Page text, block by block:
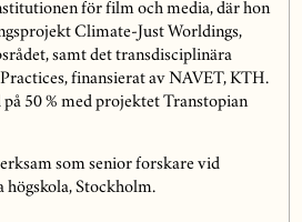
för film och media, där hon
Climate-Just Worldings,
samt det transdisciplinära
finansierat av NAVET, KTH.
50 % med projektet Transtopian
som senior forskare vid
högskola, Stockholm.